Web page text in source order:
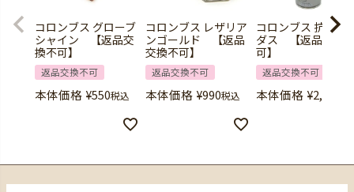
コロンブス グローブ
シャイン 【返品交
換不可】
返品交換不可
本体価格 ¥550税込
コロンブス レザリア
ンゴールド 【返品
交換不可】
返品交換不可
本体価格 ¥990税込
コロンブス 抗菌ア
ダス 【返品交換
可】
返品交換不可
本体価格 ¥2,420